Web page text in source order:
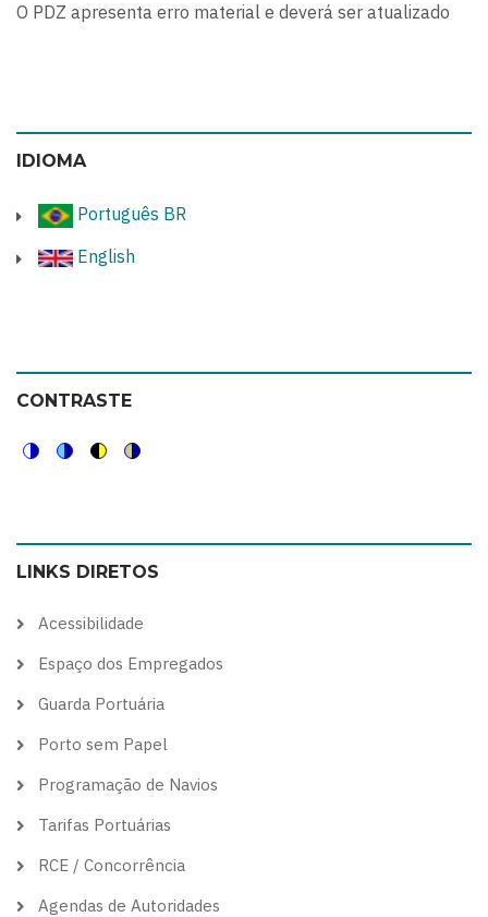
O PDZ apresenta erro material e deverá ser atualizado
IDIOMA
Português BR
English
CONTRASTE
color
theme
blue
theme
high
visibility
soft
theme
LINKS DIRETOS
Acessibilidade
Espaço dos Empregados
Guarda Portuária
Porto sem Papel
Programação de Navios
Tarifas Portuárias
RCE / Concorrência
Agendas de Autoridades